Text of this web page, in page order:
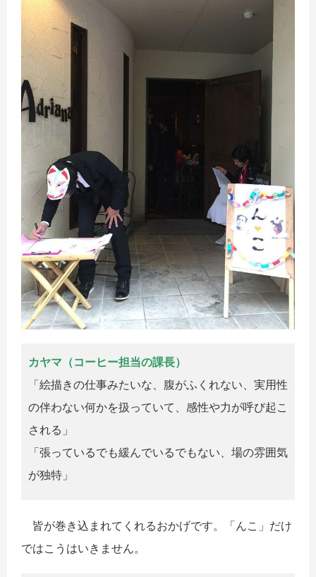
カヤマ（コーヒー担当の課長）
「絵描きの仕事みたいな、腹がふくれない、実用性
の伴わない何かを扱っていて、感性や力が呼び起こ
される」
「張っているでも緩んでいるでもない、場の雰囲気
が独特」
皆が巻き込まれてくれるおかげです。「んこ」だけ
ではこうはいきません。